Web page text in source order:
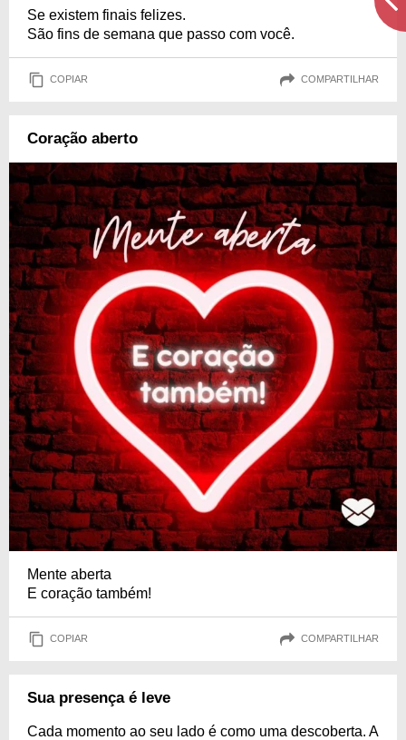
Se existem finais felizes.
São fins de semana que passo com você.
COPIAR COMPARTILHAR
Coração aberto
Mente aberta
E coração também!
COPIAR COMPARTILHAR
Sua presença é leve
Cada momento ao seu lado é como uma descoberta. A